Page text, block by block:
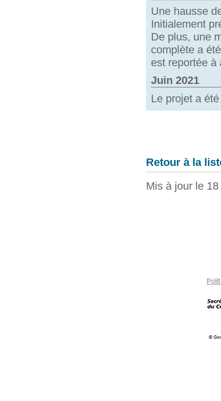
Une hausse
Initialement
De plus, une
complète a
est reportée à
Juin 2021
Le projet a
Retour à la
Mis à jour le
©